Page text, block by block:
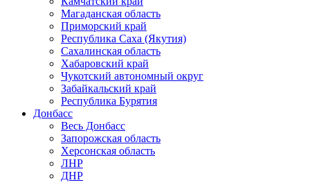
Магаданская область
Приморский край
Республика Саха (Якутия)
Сахалинская область
Хабаровский край
Чукотский автономный округ
Забайкальский край
Республика Бурятия
Донбасс
Весь Донбасс
Запорожская область
Херсонская область
ЛНР
ДНР